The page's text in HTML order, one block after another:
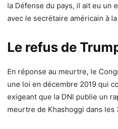
la Défense du pays, il ait eu un
avec le secrétaire américain à
Le refus de
En réponse au meurtre, le
une loi en décembre 2019 qui
exigeant que la DNI publie un
meurtre de Khashoggi dans les